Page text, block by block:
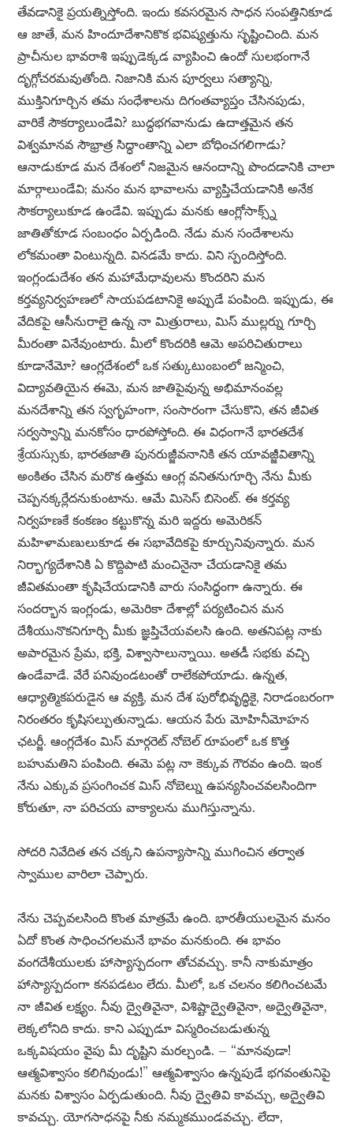
తేవడానికై ప్రయత్నిస్తోంది. ఇందు కవసరమైన సాధన సంపత్తినికూడ
ఆ జాతే, మన హిందూదేశానికొక భవిష్యత్తును సృష్టించింది. మన
ప్రాచీనుల భావరాశి ఇప్పుడెక్కడ వ్యాపించి ఉందో సులభంగానే
దృగ్గోచరమవుతోంది. నిజానికి మన పూర్వలు సత్యాన్ని,
ముక్తినిగూర్చిన తమ సంధేశాలను దిగంతవ్యాప్తం చేసినపుడు,
వారికే సౌకర్యాలుండేవి? బుద్ధభగవానుడు ఉదాత్తమైన తన
విశ్వమానవ సౌభ్రాత్ర సిద్ధాంతాన్ని ఎలా బోధించగలిగాడు?
ఆనాడుకూడ మన దేశంలో నిజమైన ఆనందాన్ని పొందడానికి చాలా
మార్గాలుండేవి; మనం మన భావాలను వ్యాప్తిచేయడానికి అనేక
సౌకర్యాలుకూడ ఉండేవి. ఇప్పుడు మనకు ఆంగ్లోసాక్స్న్
జాతితోకూడ సంబంధం ఏర్పడింది. నేడు మన సందేశాలను
లోకమంతా వింటున్నది. వినడమే కాదు. విని స్పందిస్తోంది.
ఇంగ్లండుదేశం తన మహామేధావులను కొందరిని మన
కర్తవ్యనిర్వహణలో సాయపడటానికై అప్పుడే పంపింది. ఇప్పుడు, ఈ
వేదికపై ఆసీనురాలై ఉన్న నా మిత్రురాలు, మిస్ ముల్లర్ను గూర్చి
మీరంతా వినేవుంటారు. మీలో కొందరికి ఆమె అపరిచితురాలు
కూడానేమో? ఆంగ్లదేశంలో ఒక సత్కుటుంబంలో జన్మించి,
విద్యావతియైన ఈమె, మన జాతిపైవున్న అభిమానంవల్ల
మనదేశాన్ని తన స్వగృహంగా, సంసారంగా చేసుకొని, తన జీవిత
సర్వస్వాన్ని మనకోసం ధారపోస్తోంది. ఈ విధంగానే భారతదేశ
శ్రేయస్సుకు, భారతజాతి పునరుజ్జీవనానికి తన యావజ్జీవితాన్ని
అంకితం చేసిన మరొక ఉత్తమ ఆంగ్ల వనితనుగూర్చి నేను మీకు
చెప్పనక్కర్లేదనుకుంటాను. ఆమే మిసెస్ బిసెంట్. ఈ కర్తవ్య
నిర్వహణకే కంకణం కట్టుకొన్న మరి ఇద్దరు అమెరికన్
మహిళామణులుకూడ ఈ సభావేదికపై కూర్చునివున్నారు. మన
నిర్భాగ్యదేశానికి ఏ కొద్దిపాటి మంచినైనా చేయడానికై తమ
జీవితమంతా కృషిచేయడానికి వారు సంసిద్ధంగా ఉన్నారు. ఈ
సందర్భాన ఇంగ్లండు, అమెరికా దేశాల్లో పర్యటించిన మన
దేశీయునొకనిగూర్చి మీకు జ్ఞప్తిచేయవలసి ఉంది. అతనిపట్ల నాకు
అపారమైన ప్రేమ, భక్తి, విశ్వాసాలున్నాయి. అతడీ సభకు వచ్చి
ఉండేవాడే. వేరే పనివుండటంతో రాలేకపోయాడు. ఉన్నత,
ఆధ్యాత్మికపరుడైన ఆ వ్యక్తి, మన దేశ పురోభివృద్ధికై, నిరాడంబరంగా
నిరంతరం కృషిసల్పుతున్నాడు. ఆయన పేరు మోహినీమోహన
ఛటర్జీ. ఆంగ్లదేశం మిస్ మార్గరెట్ నోబెల్ రూపంలో ఒక కొత్త
బహుమతిని పంపింది. ఈమె పట్ల నా కెక్కువ గౌరవం ఉంది. ఇంక
నేను ఎక్కువ ప్రసంగించక మిస్ నోబెల్ను ఉపన్యసించవలసిందిగా
కోరుతూ, నా పరిచయ వాక్యాలను ముగిస్తున్నాను.
సోదరి నివేదిత తన చక్కని ఉపన్యాసాన్ని ముగించిన తర్వాత
స్వాముల వారిలా చెప్పారు.
నేను చెప్పవలసింది కొంత మాత్రమే ఉంది. భారతీయులమైన మనం
ఏదో కొంత సాధించగలమనే భావం మనకుంది. ఈ భావం
వంగదేశీయులకు హాస్యాస్పదంగా తోచవచ్చు. కానీ నాకుమాత్రం
హాస్యాస్పదంగా కనపడటం లేదు. మీలో, ఒక చలనం కలిగించటమే
నా జీవిత లక్ష్యం. నీవు ద్వైతివైనా, విశిష్టాద్వైతివైనా, అద్వైతివైనా,
లెక్కలోనిది కాదు. కాని ఎప్పుడూ విస్మరించబడుతున్న
ఒక్కవిషయం వైపు మీ దృష్టిని మరల్చండి. – “మానవుడా!
ఆత్మవిశ్వాసం కలిగివుండు!” ఆత్మవిశ్వాసం ఉన్నపుడే భగవంతునిపై
మనకు విశ్వాసం ఏర్పడుతుంది. నీవు ద్వైతివి కావచ్చు, అద్వైతివి
కావచ్చు. యోగసాధనపై నీకు నమ్మకముండవచ్చు. లేదా,